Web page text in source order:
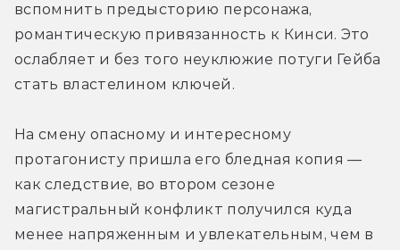
вспомнить предысторию персонажа,
романтическую привязанность к Кинси. Это
ослабляет и без того неуклюжие потуги Гейба
стать властелином ключей.
На смену опасному и интересному
протагонисту пришла его бледная копия —
как следствие, во втором сезоне
магистральный конфликт получился куда
менее напряженным и увлекательным, чем в